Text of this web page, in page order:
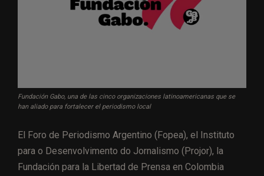
Fundación Gabo, una de las cinco organizaciones latinoamericanas que se
han aliado para fortalecer el periodismo local
El Foro de Periodismo Argentino (Fopea), el Instituto
para o Desenvolvimento do Jornalismo (Projor), la
Fundación para la Libertad de Prensa en Colombia